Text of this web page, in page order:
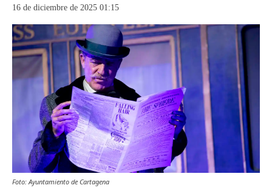
16 de diciembre de 2025 01:15
Foto: Ayuntamiento de Cartagena